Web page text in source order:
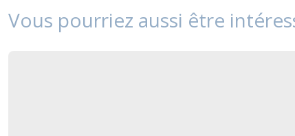
Vous pourriez aussi être